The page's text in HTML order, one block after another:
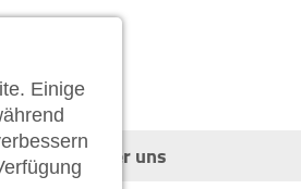
Über uns
Einige